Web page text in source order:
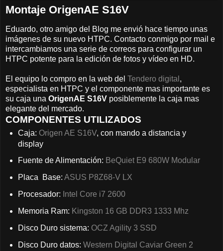
Montaje OrigenAE S16V
Eduardo, otro amigo del Blog me envió hace tiempo unas
imágenes de su nuevo HTPC. Contacto conmigo por mail e
intercambiamos una serie de correos para configurar un
HTPC potente para la edición de fotos y vídeo en HD.
El equipo lo compro en la web del Tendero digital ,
especialista en HTPC y el componente mas importante es
su caja una OrigenAE S16V posiblemente la caja mas
elegante del mercado.
COMPONENTES UTILIZADOS
Caja: Origen AE S16V, con mando a distancia y
display
Fuente de Alimentación: BeQuiet E9 680W Modular
Placa Base: ASUS P8Z68-V LX
Procesador: Intel Core i7 2600
Memoria Ram: Kingston 16 GB DDR3 1333 Mhz
Disco Duro sistema: OCZ Agility 3 SSD
Disco Duro datos: Western Digital Caviar Green 2